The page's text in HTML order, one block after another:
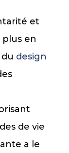
et
plus en
design
de vie
a le